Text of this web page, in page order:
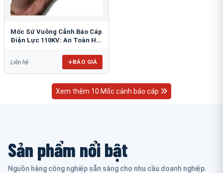
Mốc Sứ Vuông Cảnh Báo Cáp
Điện Lực 110KV: An Toàn Hệ
Liên hệ BÁO GIÁ
Xem thêm 10 Mốc cảnh báo cáp
Sản phẩm nổi bật
Nguồn hàng công nghiệp sẵn sàng cho nhu cầu doanh nghiệp.